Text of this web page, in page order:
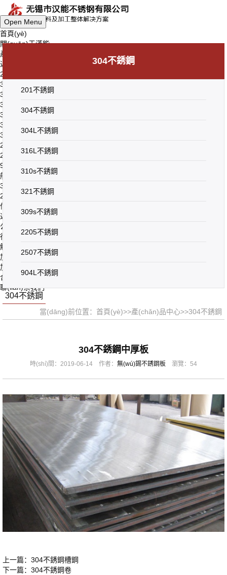
Open Menu
首頁(yè)
關(guān)于漢能
產(chǎn)品中心
返回上一級(jí)
201不銹鋼
304不銹鋼
304L不銹鋼
316L不銹鋼
310s不銹鋼
321不銹鋼
309s不銹鋼
2205不銹鋼
2507不銹鋼
904L不銹鋼
船用不銹鋼
316Ti不銹鋼
2Cr25N不銹鋼
信息中心
返回上一級(jí)
公司動(dòng)態(tài)
行業(yè)資訊
解決方案
加工設(shè)備
加工產(chǎn)品
合作鋼廠
聯(lián)系我們
304不銹鋼
201不銹鋼
304不銹鋼
304L不銹鋼
316L不銹鋼
310s不銹鋼
321不銹鋼
309s不銹鋼
2205不銹鋼
2507不銹鋼
904L不銹鋼
304不銹鋼
當(dāng)前位置： 首頁(yè)>>產(chǎn)品中心>>304不銹鋼
304不銹鋼中厚板
時(shí)間：2019-06-14 作者： 無(wú)錫不銹鋼板 瀏覽：54
上一篇： 304不銹鋼槽鋼
下一篇： 304不銹鋼卷